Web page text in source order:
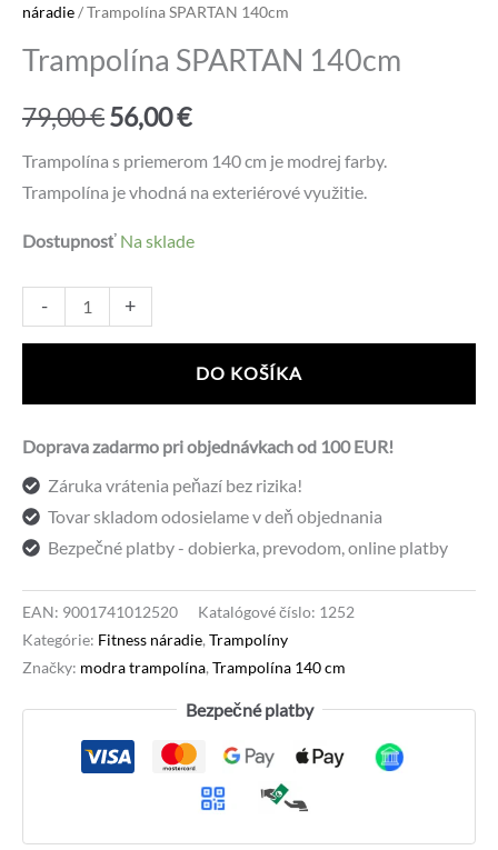
náradie/ Trampolína SPARTAN 140cm
Trampolína SPARTAN 140cm
79,00€ Pôvodná
cena
bola:
79,00 €.
56,00€Aktuálna
cena
56,00 €.
Trampolína s priemerom 140 cm je modrej farby.
Trampolína je vhodná na exteriérové využitie.
Dostupnosť Na sklade
-
množstvo
Trampolína
+
DO KOŠÍKA
Doprava zadarmo pri objednávkach od 100 EUR!
Záruka vrátenia peňazí bez rizika!
Tovar skladom odosielame v deň objednania
Bezpečné platby - dobierka, prevodom, online platby
EAN: 9001741012520 Katalógové číslo: 1252
Kategórie: Fitness náradie,Trampolíny
Značky: modra trampolína,Trampolína 140 cm
Bezpečné platby